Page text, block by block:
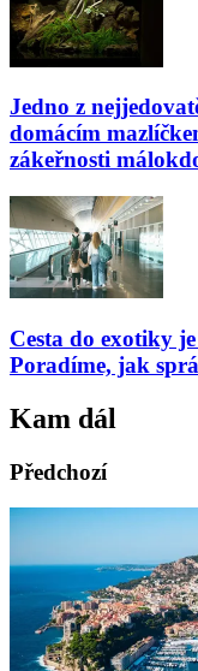
Jedno z
domácím
zákeřnosti
Cesta do exotiky
Poradíme, jak
Kam dál
Předchozí